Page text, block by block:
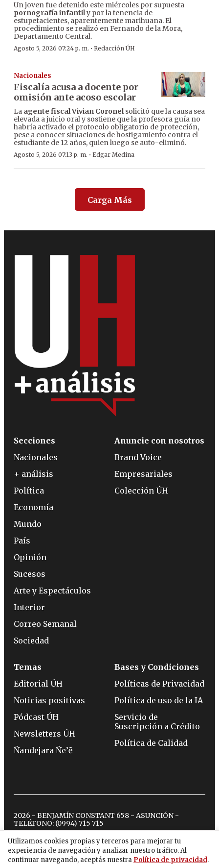
Un joven fue detenido este miércoles por supuesta
pornografía infantily por la tenencia de
estupefacientes, aparentemente marihuana. El
procedimiento se realizó en Fernando de la Mora,
Departamento Central.
Agosto 5, 2026 07:24 p. m. · Redacción ÚH
Nacionales
Fiscalía acusa a docente por
omisión ante acoso escolar
La agente fiscal Vivian Coronelsolicitó que la causa sea
elevada a juicio oral y sostiene que la profesora guía no
habría activado el protocolo obligatorio de protección,
pese a conocer situaciones de hostigamiento contra el
estudiante de 12 años, quien luego se auto-eliminó.
Agosto 5, 2026 07:13 p. m. · Edgar Medina
Carga Más
Utilizamos cookies propias y terceros para mejorar tu
experiencia de navegación y analizar nuestro tráfico. Al
continuar navegando, aceptás nuestra Política de privacidad.
Secciones
Nacionales
+ análisis
Política
Economía
Mundo
País
Opinión
Sucesos
Arte y Espectáculos
Interior
Correo Semanal
Sociedad
Anuncie con nosotros
Brand Voice
Empresariales
Colección ÚH
Temas
Editorial ÚH
Noticias positivas
Pódcast ÚH
Newsletters ÚH
Ñandejara Ñe’ẽ
Bases y Condiciones
Políticas de Privacidad
Política de uso de la IA
Servicio de
Suscripción a Crédito
Política de Calidad
2026 - BENJAMÍN CONSTANT 658 - ASUNCIÓN -
TELÉFONO: (0994) 715 715
twitterinstagram
facebook
tiktokyoutubespotify